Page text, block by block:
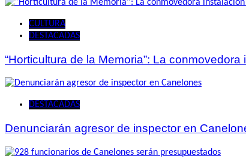
CULTURA
DESTACADAS
“Horticultura de la Memoria”: La
DESTACADAS
Denunciarán agresor de inspector en